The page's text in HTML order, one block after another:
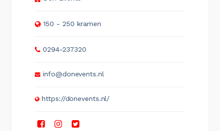
150 - 250 kramen
0294-237320
info@donevents.nl
https://donevents.nl/